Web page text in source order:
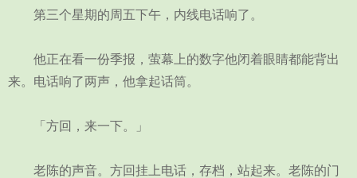
第三个星期的周五下午，内线电话响了。
他正在看一份季报，萤幕上的数字他闭着眼睛都能背出
来。电话响了两声，他拿起话筒。
「方回，来一下。」
老陈的声音。方回挂上电话，存档，站起来。老陈的门